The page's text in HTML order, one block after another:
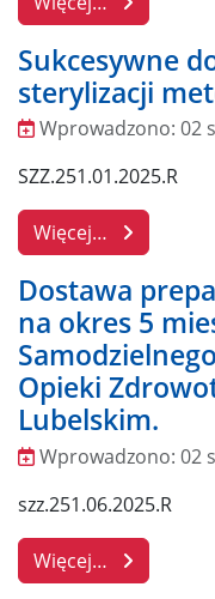
Sukcesywne
sterylizacji
Wprowadzono
Wprowadzono: 02
SZZ.251.01.2025.R
Więcej…
Dostawa
na okres 5
Opieki
Lubelskim.
Wprowadzono
Wprowadzono: 02
szz.251.06.2025.R
Więcej…